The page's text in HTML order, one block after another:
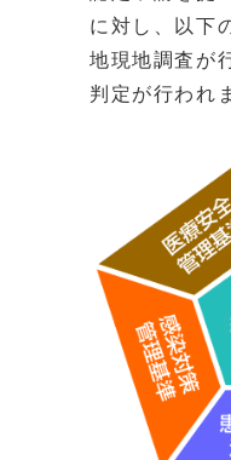
に対し、以下
地現地調査が
判定が行われ